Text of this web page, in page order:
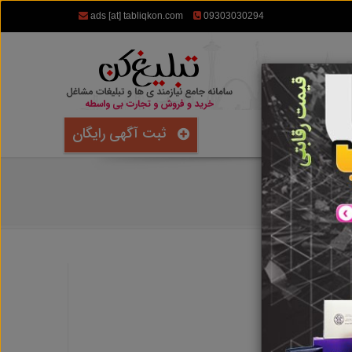
ads [at] tabliqkon.com 09303030294
ثبت آگهی رایگان